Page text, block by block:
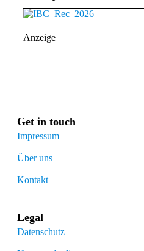
Anzeige
Get in touch
Impressum
Über uns
Kontakt
Legal
Datenschutz